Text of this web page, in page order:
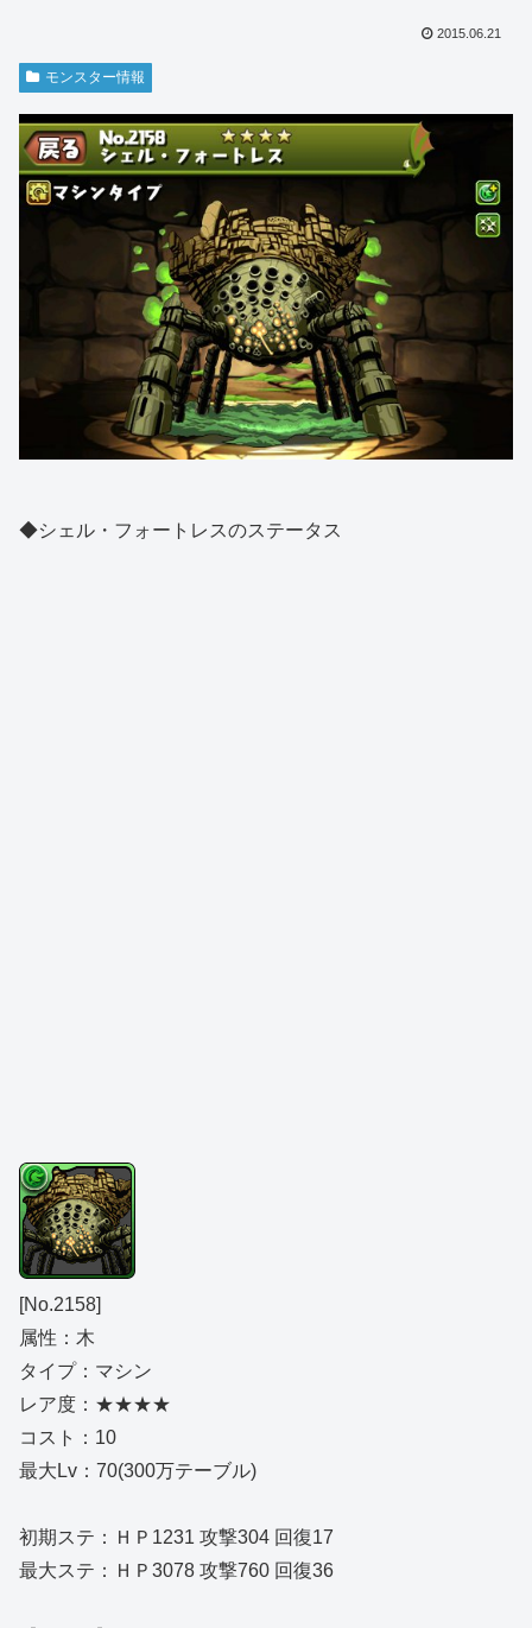
2015.06.21
モンスター情報
◆シェル・フォートレスのステータス
[No.2158]
属性：木
タイプ：マシン
レア度：★★★★
コスト：10
最大Lv：70(300万テーブル)
初期ステ：ＨＰ1231 攻撃304 回復17
最大ステ：ＨＰ3078 攻撃760 回復36